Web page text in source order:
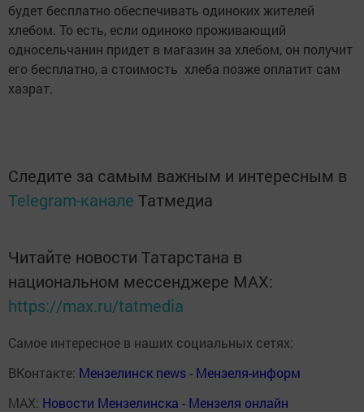
будет бесплатно обеспечивать одиноких жителей
хлебом. То есть, если одиноко проживающий
односельчанин придет в магазин за хлебом, он получит
его бесплатно, а стоимость хлеба позже оплатит сам
хазрат.
Следите за самым важным и интересным в
Telegram-канале Татмедиа
Читайте новости Татарстана в
национальном мессенджере MАХ:
https://max.ru/tatmedia
Самое интересное в наших социальных сетях:
ВКонтакте: Мензелинск news - Мензеля-информ
MAX: Новости Мензелинска - Мензеля онлайн